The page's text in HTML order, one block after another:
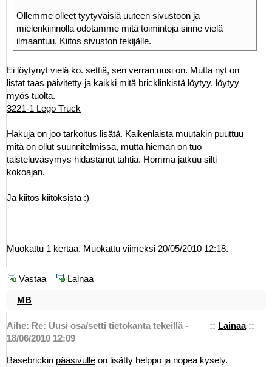
Ollemme olleet tyytyväisiä uuteen sivustoon ja
mielenkiinnolla odotamme mitä toimintoja sinne vielä
ilmaantuu. Kiitos sivuston tekijälle.
Ei löytynyt vielä ko. settiä, sen verran uusi on. Mutta nyt on
listat taas päivitetty ja kaikki mitä bricklinkistä löytyy, löytyy
myös tuolta.
3221-1 Lego Truck
Hakuja on joo tarkoitus lisätä. Kaikenlaista muutakin puuttuu
mitä on ollut suunnitelmissa, mutta hieman on tuo
taisteluväsymys hidastanut tahtia. Homma jatkuu silti
kokoajan.
Ja kiitos kiitoksista :)
Muokattu 1 kertaa. Muokattu viimeksi 20/05/2010 12:18.
Vastaa Lainaa
MB
:: Lainaa::
Aihe: Re: Uusi osa/setti tietokanta tekeillä -
18/06/2010 12:09
Basebrickin pääsivulle on lisätty helppo ja nopea kysely.